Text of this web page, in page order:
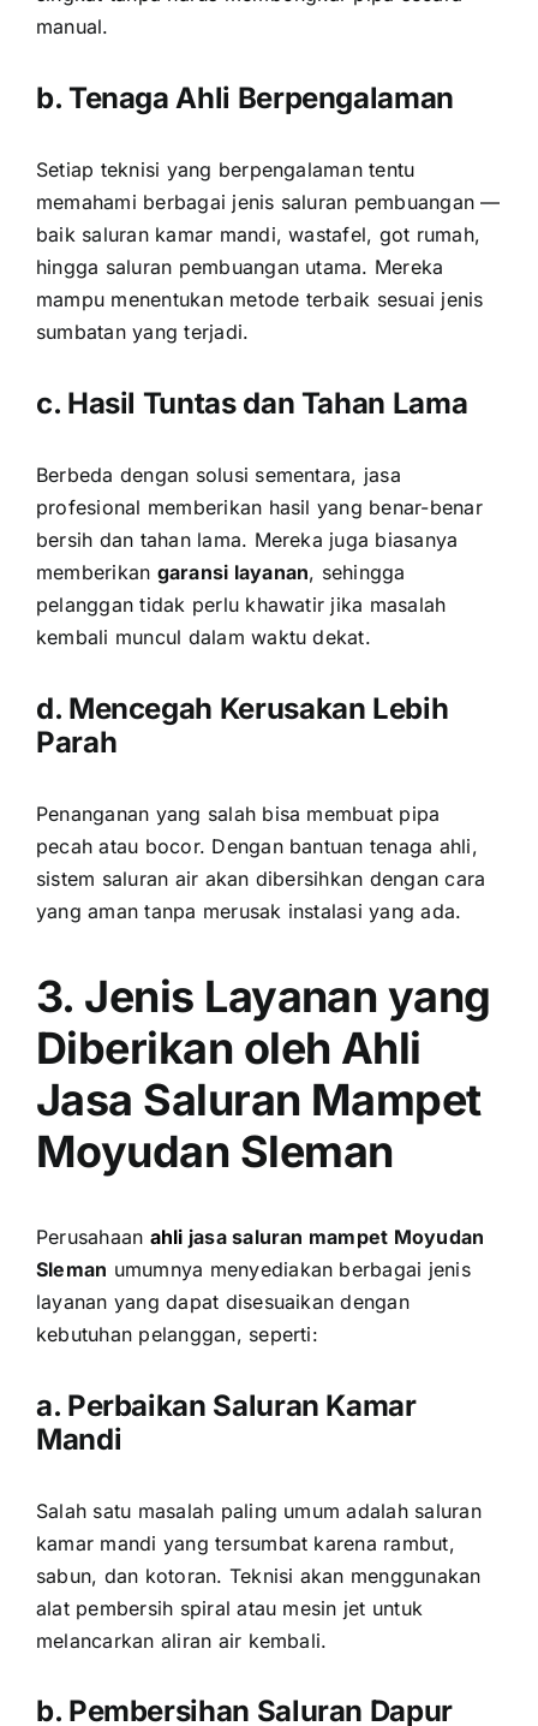
manual.
b. Tenaga Ahli Berpengalaman
Setiap teknisi yang berpengalaman tentu
memahami berbagai jenis saluran pembuangan —
baik saluran kamar mandi, wastafel, got rumah,
hingga saluran pembuangan utama. Mereka
mampu menentukan metode terbaik sesuai jenis
sumbatan yang terjadi.
c. Hasil Tuntas dan Tahan Lama
Berbeda dengan solusi sementara, jasa
profesional memberikan hasil yang benar-benar
bersih dan tahan lama. Mereka juga biasanya
memberikan garansi layanan, sehingga
pelanggan tidak perlu khawatir jika masalah
kembali muncul dalam waktu dekat.
d. Mencegah Kerusakan Lebih
Parah
Penanganan yang salah bisa membuat pipa
pecah atau bocor. Dengan bantuan tenaga ahli,
sistem saluran air akan dibersihkan dengan cara
yang aman tanpa merusak instalasi yang ada.
3. Jenis Layanan yang
Diberikan oleh Ahli
Jasa Saluran Mampet
Moyudan Sleman
Perusahaan ahli jasa saluran mampet Moyudan
Sleman umumnya menyediakan berbagai jenis
layanan yang dapat disesuaikan dengan
kebutuhan pelanggan, seperti:
a. Perbaikan Saluran Kamar
Mandi
Salah satu masalah paling umum adalah saluran
kamar mandi yang tersumbat karena rambut,
sabun, dan kotoran. Teknisi akan menggunakan
alat pembersih spiral atau mesin jet untuk
melancarkan aliran air kembali.
b. Pembersihan Saluran Dapur